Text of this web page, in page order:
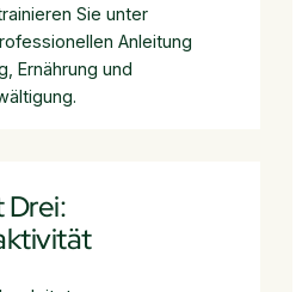
Sie unter
Anleitung
Ernährung und